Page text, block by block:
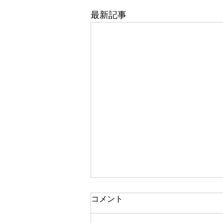
最新記事
東武百貨店 船橋店 1階 5番
コメント